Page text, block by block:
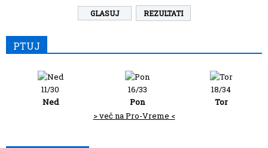
REZULTATI
PTUJ
11/30
Ned
16/33
Pon
18/34
Tor
> več na Pro-Vreme <